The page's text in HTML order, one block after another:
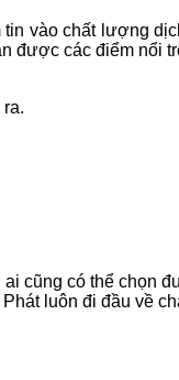
vào chất lượng
được các điểm nổi
cũng có thể chọn
luôn đi đầu về